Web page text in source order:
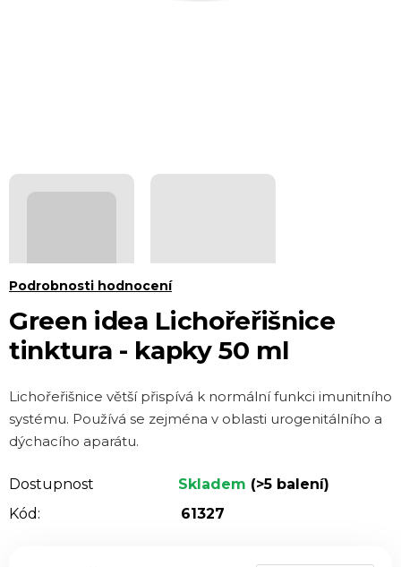
Green idea Lichořeřišnice
tinktura - kapky 50 ml
Průměrné
produktu
je
z 5
hvězdiček.
Podrobnosti hodnocení
Lichořeřišnice větší přispívá k normální funkci imunitního
systému. Používá se zejména v oblasti urogenitálního a
dýchacího aparátu.
Dostupnost Skladem (>5 balení)
Kód:
61327